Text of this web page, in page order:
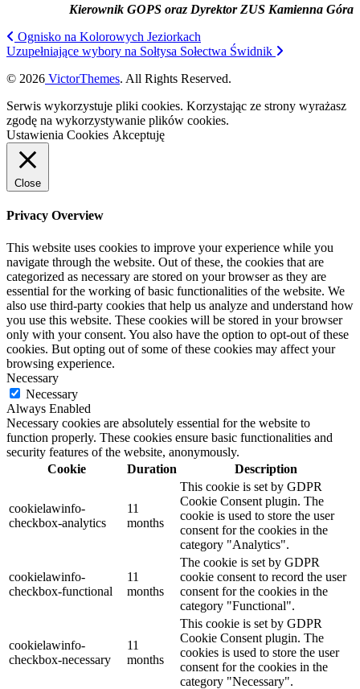
Kierownik GOPS oraz Dyrektor ZUS Kamienna Góra
Ognisko na Kolorowych Jeziorkach
Uzupełniające wybory na Sołtysa Sołectwa Świdnik
© 2026 VictorThemes. All Rights Reserved.
Serwis wykorzystuje pliki cookies. Korzystając ze strony wyrażasz
zgodę na wykorzystywanie plików cookies.
Ustawienia Cookies Akceptuję
Close
Privacy Overview
This website uses cookies to improve your experience while you
navigate through the website. Out of these, the cookies that are
categorized as necessary are stored on your browser as they are
essential for the working of basic functionalities of the website. We
also use third-party cookies that help us analyze and understand how
you use this website. These cookies will be stored in your browser
only with your consent. You also have the option to opt-out of these
cookies. But opting out of some of these cookies may affect your
browsing experience.
Necessary
Necessary
Always Enabled
Necessary cookies are absolutely essential for the website to
function properly. These cookies ensure basic functionalities and
security features of the website, anonymously.
Cookie
Duration Description
cookielawinfo-
checkbox-analytics
11
months
This cookie is set by GDPR
Cookie Consent plugin. The
cookie is used to store the user
consent for the cookies in the
category "Analytics".
cookielawinfo-
checkbox-functional
11
months
The cookie is set by GDPR
cookie consent to record the user
consent for the cookies in the
category "Functional".
cookielawinfo-
checkbox-necessary
11
months
This cookie is set by GDPR
Cookie Consent plugin. The
cookies is used to store the user
consent for the cookies in the
category "Necessary".